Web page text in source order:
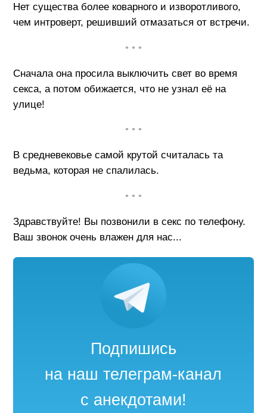
Нет существа более коварного и изворотливого,
чем интроверт, решивший отмазаться от встречи.
• • •
Сначала она просила выключить свет во время
секса, а потом обижается, что не узнал её на
улице!
• • •
В средневековье самой крутой считалась та
ведьма, которая не спалилась.
• • •
Здравствуйте! Вы позвонили в секс по телефону.
Ваш звонок очень влажен для нас...
Подпишись
на наш телеграм-канал
с анекдотами!